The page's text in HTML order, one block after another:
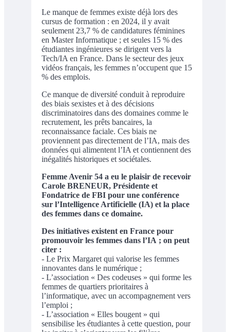
Le manque de femmes existe déjà lors des
cursus de formation : en 2024, il y avait
seulement 23,7 % de candidatures féminines
en Master Informatique ; et seules 15 % des
étudiantes ingénieures se dirigent vers la
Tech/IA en France. Dans le secteur des jeux
vidéos français, les femmes n’occupent que 15
% des emplois.
Ce manque de diversité conduit à reproduire
des biais sexistes et à des décisions
discriminatoires dans des domaines comme le
recrutement, les prêts bancaires, la
reconnaissance faciale. Ces biais ne
proviennent pas directement de l’IA, mais des
données qui alimentent l’IA et contiennent des
inégalités historiques et sociétales.
Femme Avenir 54 a eu le plaisir de recevoir
Carole BRENEUR, Présidente et
Fondatrice de FBI pour une conférence
sur l’Intelligence Artificielle (IA) et la place
des femmes dans ce domaine.
Des initiatives existent en France pour
promouvoir les femmes dans l’IA ; on peut
citer :
- Le Prix Margaret qui valorise les femmes
innovantes dans le numérique ;
- L’association « Des codeuses » qui forme les
femmes de quartiers prioritaires à
l’informatique, avec un accompagnement vers
l’emploi ;
- L’association « Elles bougent » qui
sensibilise les étudiantes à cette question, pour